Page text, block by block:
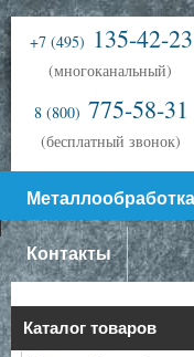
+7 (495) 135-42-23
(многоканальный)
8 (800) 775-58-31
(бесплатный звонок)
Металлообработка
Контакты
Каталог товаров